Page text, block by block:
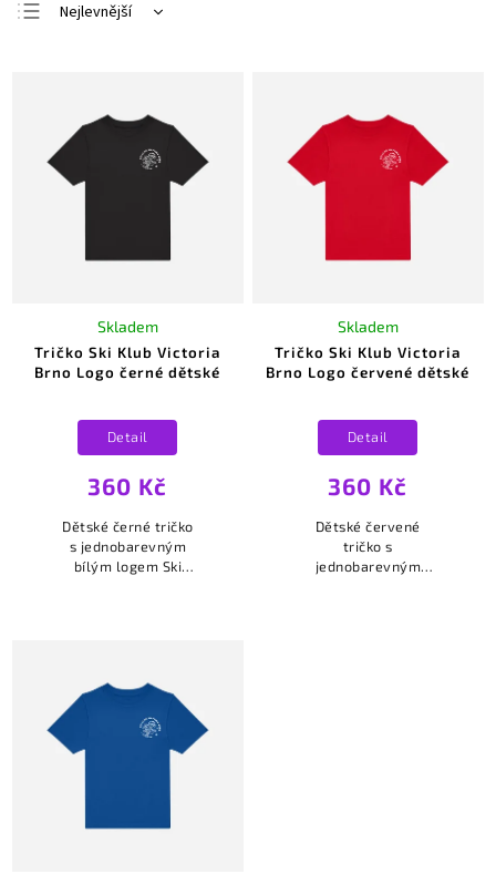
Nejlevnější
Abecedně
Tričko Ski Klub Victoria
Brno Logo černé dětské
Skladem
360 Kč
Detail
Dětské černé tričko
s jednobarevným
bílým logem Ski
Tričko Ski Klub Victoria
Brno Logo červené dětské
Skladem
360 Kč
Detail
Dětské červené
tričko s
jednobarevným